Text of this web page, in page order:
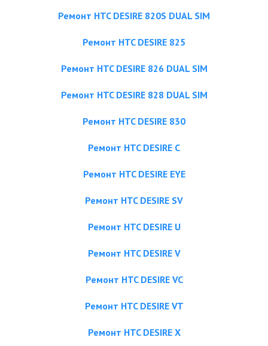
Ремонт HTC DESIRE 820S DUAL SIM
Ремонт HTC DESIRE 825
Ремонт HTC DESIRE 826 DUAL SIM
Ремонт HTC DESIRE 828 DUAL SIM
Ремонт HTC DESIRE 830
Ремонт HTC DESIRE C
Ремонт HTC DESIRE EYE
Ремонт HTC DESIRE SV
Ремонт HTC DESIRE U
Ремонт HTC DESIRE V
Ремонт HTC DESIRE VC
Ремонт HTC DESIRE VT
Ремонт HTC DESIRE X